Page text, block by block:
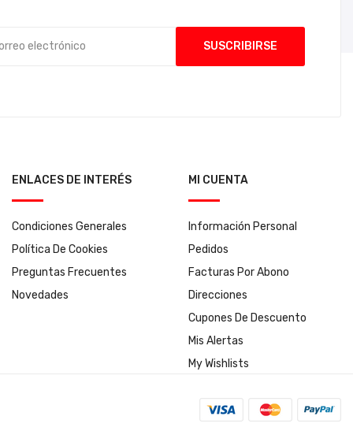
ENLACES DE INTERÉS
Condiciones Generales
Política De Cookies
Preguntas Frecuentes
Novedades
MI CUENTA
Información Personal
Pedidos
Facturas Por Abono
Direcciones
Cupones De Descuento
Mis Alertas
My Wishlists